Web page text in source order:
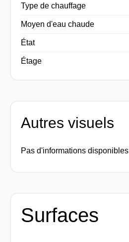
Type de chauffage
Moyen d'eau chaude
État
Étage
Autres visuels
Pas d'informations disponibles
Surfaces